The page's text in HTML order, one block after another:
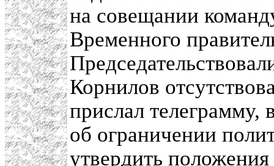
на совещании
Временного
Корнилов
прислал телеграмму,
об ограничении
утвердить положения